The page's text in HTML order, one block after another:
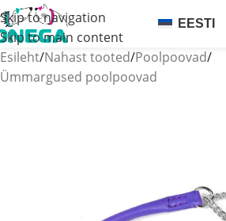
Skip to navigation
Skip to main content
EESTI
Esileht/Nahast tooted/Poolpoovad/
Ümmargused poolpoovad